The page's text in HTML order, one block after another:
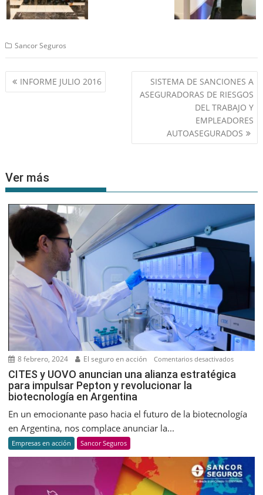
Sancor Seguros
Navegación
de
INFORME JULIO 2016
SISTEMA DE SANCIONES A
ASEGURADORAS DE RIESGOS
DEL TRABAJO Y
EMPLEADORES
AUTOASEGURADOS
Ver más
8 febrero, 2024 El seguro en acción Comentarios desactivadosen
CITES
anuncian
impulsar
Pepton
CITES y UOVO anuncian una alianza estratégica
para impulsar Pepton y revolucionar la
biotecnología en Argentina
En un emocionante paso hacia el futuro de la biotecnología
en Argentina, nos complace anunciar la...
Empresas en acción Sancor Seguros